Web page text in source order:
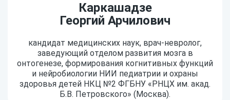
Каркашадзе
Георгий Арчилович
кандидат медицинских наук, врач-невролог,
заведующий отделом развития мозга в
онтогенезе, формирования когнитивных функций
и нейробиологии НИИ педиатрии и охраны
здоровья детей НКЦ №2 ФГБНУ «РНЦХ им. акад.
Б.В. Петровского» (Москва).